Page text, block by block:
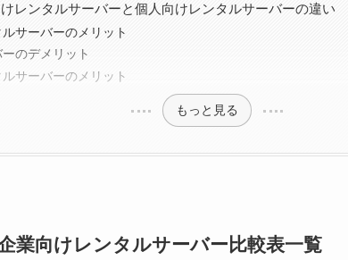
レンタルサーバーと個人向けレンタルサーバーの違い
サーバーのメリット
のデメリット
サーバーのメリット
もっと見る
業向けレンタルサーバー比較表一覧